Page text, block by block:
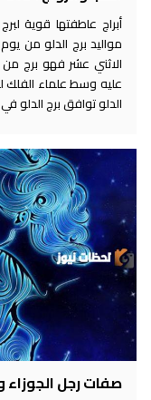
أبراج عاطفتها قوية
مواليد برج الدلو من
الاثني عشر فهو برج من
عليه وسط علماء الفلك
الدلو توافق برج الدلو في
صفات رجل الجوزاء